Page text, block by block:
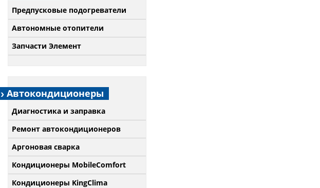
Предпусковые подогреватели
Автономные отопители
Запчасти Элемент
Автокондиционеры
Диагностика и заправка
Ремонт автокондиционеров
Аргоновая сварка
Кондиционеры MobileComfort
Кондиционеры KingClima